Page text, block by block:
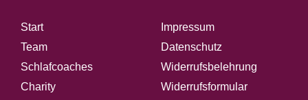
Start
Team
Schlafcoaches
Charity
Impressum
Datenschutz
Widerrufsbelehrung
Widerrufsformular